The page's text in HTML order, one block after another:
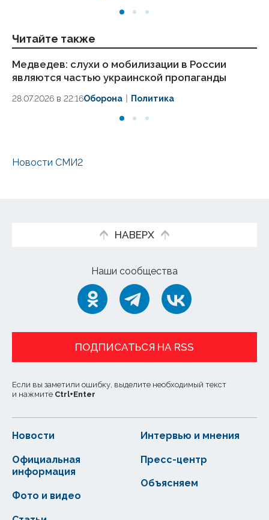
Читайте также
Медведев: слухи о мобилизации в России
являются частью украинской пропаганды
28.07.2026 в 22:16Оборона Политика
Новости СМИ2
НАВЕРХ
Наши сообщества
ПОДПИСАТЬСЯ НА RSS
Если вы заметили ошибку, выделите необходимый текст
и нажмите Ctrl+Enter
Новости
Официальная
информация
Интервью и мнения
Фото и видео
Пресс-центр
Объясняем